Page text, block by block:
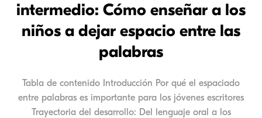
intermedio: Cómo enseñar a los
niños a dejar espacio entre las
palabras
Tabla de contenido Introducción Por qué el espaciado
entre palabras es importante para los jóvenes escritores
Trayectoria del desarrollo: Del lenguaje oral a los